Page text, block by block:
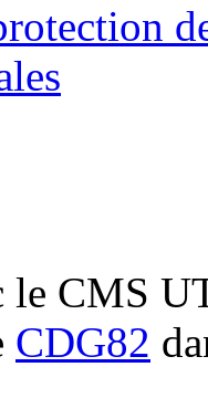
le CMS
CDG82